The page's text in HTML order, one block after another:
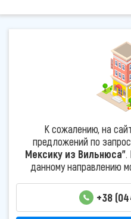
К сожалению, на
предложений по
Мексику из Вильнюса".
данному направлению
+38